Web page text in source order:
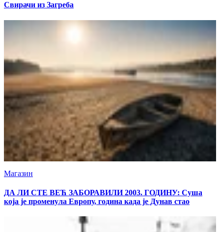
Свирачи из Загреба
Магазин
ДА ЛИ СТЕ ВЕЋ ЗАБОРАВИЛИ 2003. ГОДИНУ: Суша
која је променула Европу, година када је Дунав стао